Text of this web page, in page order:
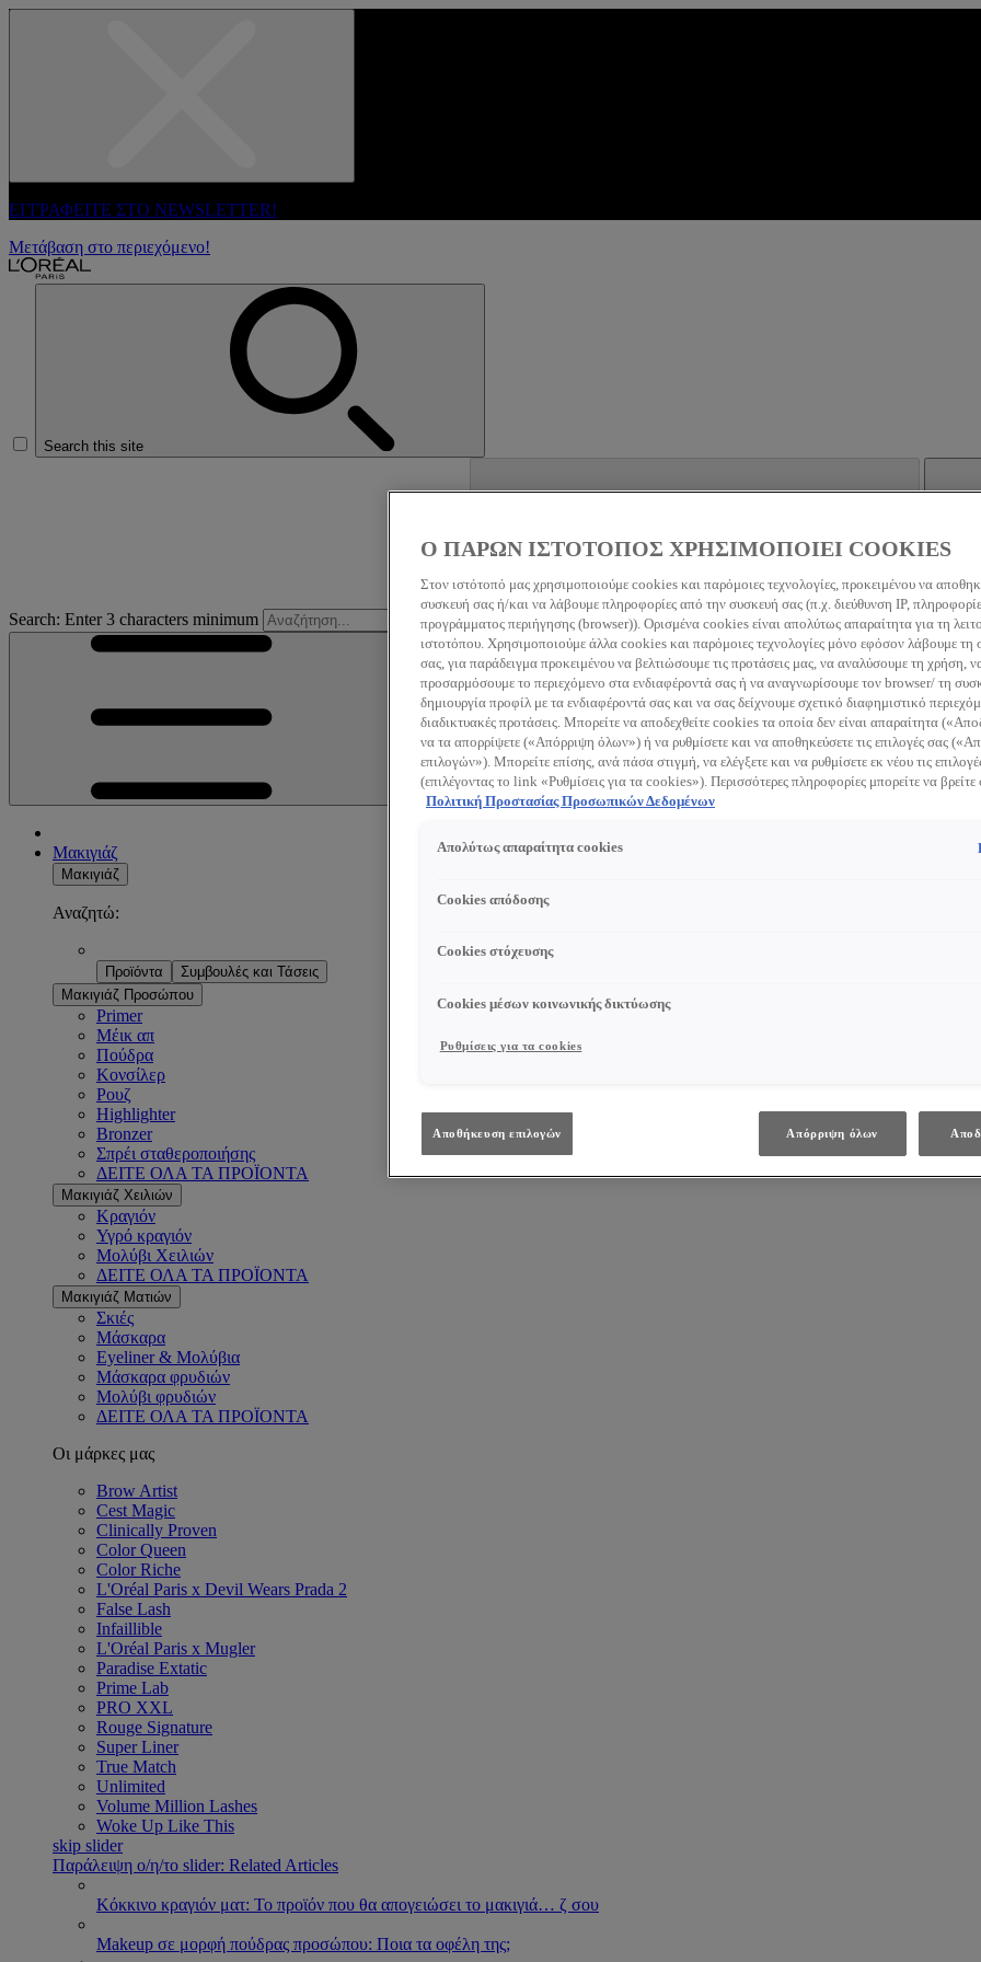
ΕΓΓΡΑΦΕΙΤΕ ΣΤΟ NEWSLETTER!
Μετάβαση στο περιεχόμενο!
Search this site
Search: Enter 3 characters minimum Search this site Clear
Μακιγιάζ
Μακιγιάζ
Αναζητώ:
Προϊόντα
Συμβουλές και Τάσεις
Μακιγιάζ Προσώπου
Primer
Μέικ απ
Πούδρα
Κονσίλερ
Ρουζ
Highlighter
Bronzer
Σπρέι σταθεροποιήσης
ΔΕΙΤΕ ΟΛΑ ΤΑ ΠΡΟΪΟΝΤΑ
Μακιγιάζ Χειλιών
Κραγιόν
Υγρό κραγιόν
Μολύβι Χειλιών
ΔΕΙΤΕ ΟΛΑ ΤΑ ΠΡΟΪΟΝΤΑ
Μακιγιάζ Ματιών
Σκιές
Μάσκαρα
Eyeliner & Μολύβια
Μάσκαρα φρυδιών
Μολύβι φρυδιών
ΔΕΙΤΕ ΟΛΑ ΤΑ ΠΡΟΪΟΝΤΑ
Οι μάρκες μας
Brow Artist
Cest Magic
Clinically Proven
Color Queen
Color Riche
L'Oréal Paris x Devil Wears Prada 2
False Lash
Infaillible
L'Oréal Paris x Mugler
Paradise Extatic
Prime Lab
PRO XXL
Rouge Signature
Super Liner
True Match
Unlimited
Volume Million Lashes
Woke Up Like This
skip slider
Παράλειψη ο/η/το slider: Related Articles
Κόκκινο κραγιόν ματ: Το προϊόν που θα απογειώσει το μακιγιά… ζ σου
Makeup σε μορφή πούδρας προσώπου: Ποια τα οφέλη της;
Ο ΠΑΡΩΝ ΙΣΤΟΤΟΠΟΣ ΧΡΗΣΙΜΟΠΟΙΕΙ COOKIES
Στον ιστότοπό μας χρησιμοποιούμε cookies και παρόμοιες τεχνολογίες, προκειμένου να
συσκευή σας ή/και να λάβουμε πληροφορίες από την συσκευή σας (π.χ. διεύθυνση IP,
προγράμματος περιήγησης (browser)). Ορισμένα cookies είναι απολύτως απαραίτητα για τη
ιστοτόπου. Χρησιμοποιούμε άλλα cookies και παρόμοιες τεχνολογίες μόνο εφόσον λάβουμε τη
σας, για παράδειγμα προκειμένου να βελτιώσουμε τις προτάσεις μας, να αναλύσουμε τη χρήση,
προσαρμόσουμε το περιεχόμενο στα ενδιαφέροντά σας ή να αναγνωρίσουμε τον browser/ τη
δημιουργία προφίλ με τα ενδιαφέροντά σας και να σας δείχνουμε σχετικό διαφημιστικό
διαδικτυακές προτάσεις. Μπορείτε να αποδεχθείτε cookies τα οποία δεν είναι απαραίτητα
να τα απορρίψετε («Απόρριψη όλων») ή να ρυθμίσετε και να αποθηκεύσετε τις επιλογές σας
επιλογών»). Μπορείτε επίσης, ανά πάσα στιγμή, να ελέγξετε και να ρυθμίσετε εκ νέου τις
(επιλέγοντας το link «Ρυθμίσεις για τα cookies»). Περισσότερες πληροφορίες μπορείτε να βρείτε
Πολιτική Προστασίας Προσωπικών Δεδομένων
Απολύτως απαραίτητα cookies
Cookies απόδοσης
Cookies στόχευσης
Cookies μέσων κοινωνικής δικτύωσης
Ρυθμίσεις για τα cookies
Αποθήκευση επιλογών Απόρριψη όλων